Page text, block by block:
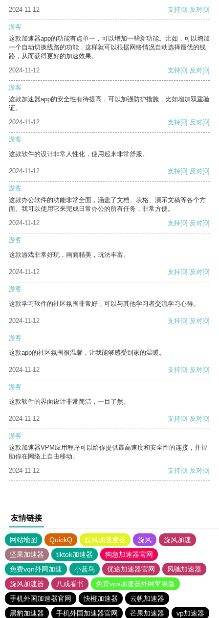
2024-11-12
支持[0] 反对[0]
游客
这款加速器app的功能有点单一，可以增加一些新功能。比如，可以增加
一个自动切换线路的功能，这样就可以根据网络情况自动选择最优的线
路，从而获得更好的加速效果。
2024-11-12
支持[0] 反对[0]
游客
这款加速器app的安全性有待提高，可以加强防护措施，比如增加双重验
证。
2024-11-12
支持[0] 反对[0]
游客
这款软件的设计非常人性化，使用起来非常舒服。
2024-11-12 支持[0] 反对[0]
游客
这款办公软件的功能非常全面，涵盖了文档、表格、演示文稿等各个方
面。我可以使用它来完成日常办公的所有任务，非常方便。
2024-11-12
支持[0] 反对[0]
游客
这款游戏非常好玩，画面精美，玩法丰富。
2024-11-12 支持[0] 反对[0]
游客
这款学习软件的社区氛围非常好，可以与其他学习者交流学习心得。
2024-11-12 支持[0] 反对[0]
游客
这款app的社区氛围很温馨，让我能够感受到家的温暖。
2024-11-12 支持[0] 反对[0]
游客
这款软件的界面设计非常简洁，一目了然。
2024-11-12 支持[0] 反对[0]
游客
这款加速器VPM应用程序可以给你提供最高速度和安全性的连接，并帮
助你在网络上自由移动。
2024-11-12
支持[0] 反对[0]
友情链接
网站地图 QuickQ 旋风加速度器 旋风
旋风加速
坚果加速器
tiktok加速器
狗急加速器官网
免费vqn外网加速
小蓝鸟 优途加速器官网
风驰加速器
旋风加速器
八戒看书
免费vps加速器外网苹果版
手机外国加速器官网
快橙加速器
云帆加速器
黑豹加速器
手机外国加速器官网 芒果加速器 vp加速器